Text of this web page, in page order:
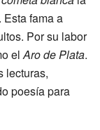
fama a
Por su labor
elAro de Plata.
lecturas,
poesía para